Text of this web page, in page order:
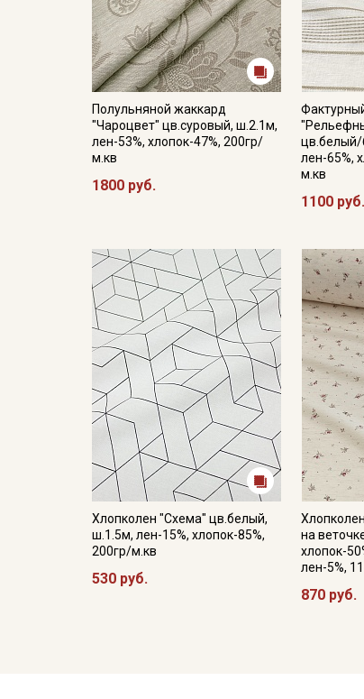
Полульняной жаккард
"Чароцвет" цв.суровый, ш.2.1м,
лен-53%, хлопок-47%, 200гр/
м.кв
1800 руб.
лен-65%,
м.кв
1100 руб.
Хлопколен "Схема" цв.белый,
ш.1.5м, лен-15%, хлопок-85%,
200гр/м.кв
530 руб.
на
хлопок-
лен-5%,
870 руб.